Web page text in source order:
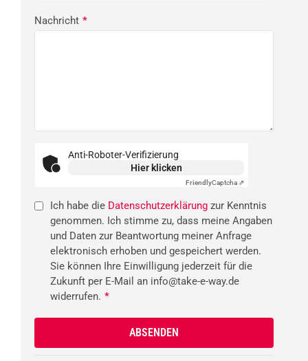
Nachricht *
Anti-Roboter-Verifizierung
Hier klicken
FriendlyCaptcha ⇗
Ich habe die Datenschutzerklärung zur Kenntnis
genommen. Ich stimme zu, dass meine Angaben
und Daten zur Beantwortung meiner Anfrage
elektronisch erhoben und gespeichert werden.
Sie können Ihre Einwilligung jederzeit für die
Zukunft per E-Mail an info@take-e-way.de
widerrufen. *